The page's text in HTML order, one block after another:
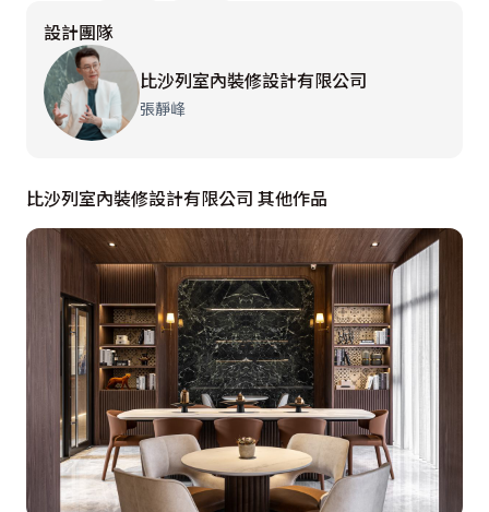
白銀狐大理石與之對應，帶出客廳的大器質感。冷調空間
裡以相近色系不同質感的沙發，打破冷調石材營造出的剛
硬與冰冷，低調調配出客廳異材質混搭美感，最後再以
黑、白、灰三色設計的花卉壁紙，帶出居宅空間適度的溫
延續客廳的低階華麗，將客廳的三色花卉壁紙順著牆面帶
入餐廳空間，以清玻、黑玻不規則設計的木作格柵半開放
區分書房與餐廳空間，作為全屋內室各主要進出口的餐廳
空間，是入門客聽外的另一個空間重點，端景處設計師以
黑玻與黑色烤漆玻璃將廚房引身其後，交錯配置的材質反
射出有層次的室內空間，也因為天花板橫樑的限制，設計
師以與餐廳主牆施作的相同手法，打造與壁面垂直的造型
天花板，具有層次感的空間反射出高挑得屋高效果，更意
外營造出runway model的時尚伸展台感，在水晶吊燈的
設計團隊
比沙列室內裝修設計有限公司
張靜峰
比沙列室內裝修設計有限公司 其他作品